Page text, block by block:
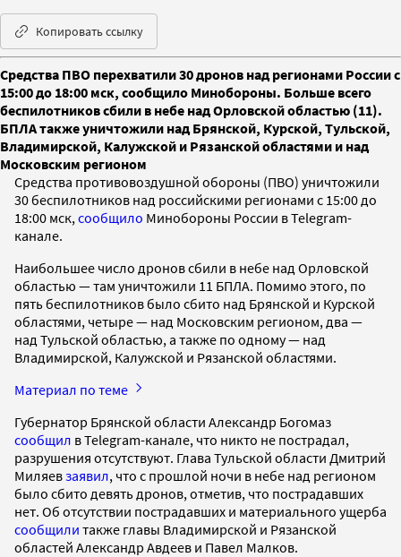
Копировать ссылку
Средства ПВО перехватили 30 дронов над регионами России с
15:00 до 18:00 мск, сообщило Минобороны. Больше всего
беспилотников сбили в небе над Орловской областью (11).
БПЛА также уничтожили над Брянской, Курской, Тульской,
Владимирской, Калужской и Рязанской областями и над
Московским регионом
Средства противовоздушной обороны (ПВО) уничтожили
30 беспилотников над российскими регионами с 15:00 до
18:00 мск, сообщило Минобороны России в Telegram-
канале.
Наибольшее число дронов сбили в небе над Орловской
областью — там уничтожили 11 БПЛА. Помимо этого, по
пять беспилотников было сбито над Брянской и Курской
областями, четыре — над Московским регионом, два —
над Тульской областью, а также по одному — над
Владимирской, Калужской и Рязанской областями.
Материал по теме
Губернатор Брянской области Александр Богомаз
сообщил в Telegram-канале, что никто не пострадал,
разрушения отсутствуют. Глава Тульской области Дмитрий
Миляевзаявил, что с прошлой ночи в небе над регионом
было сбито девять дронов, отметив, что пострадавших
нет. Об отсутствии пострадавших и материального ущерба
сообщили также главы Владимирской и Рязанской
областей Александр Авдеев и Павел Малков.